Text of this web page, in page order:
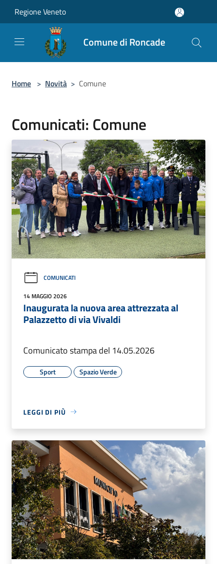
Regione Veneto
Comune di Roncade
Home > Novità > Comune
Comunicati: Comune
COMUNICATI
14 MAGGIO 2026
Inaugurata la nuova area attrezzata al
Palazzetto di via Vivaldi
Comunicato stampa del 14.05.2026
Sport Spazio Verde
LEGGI DI PIÙ